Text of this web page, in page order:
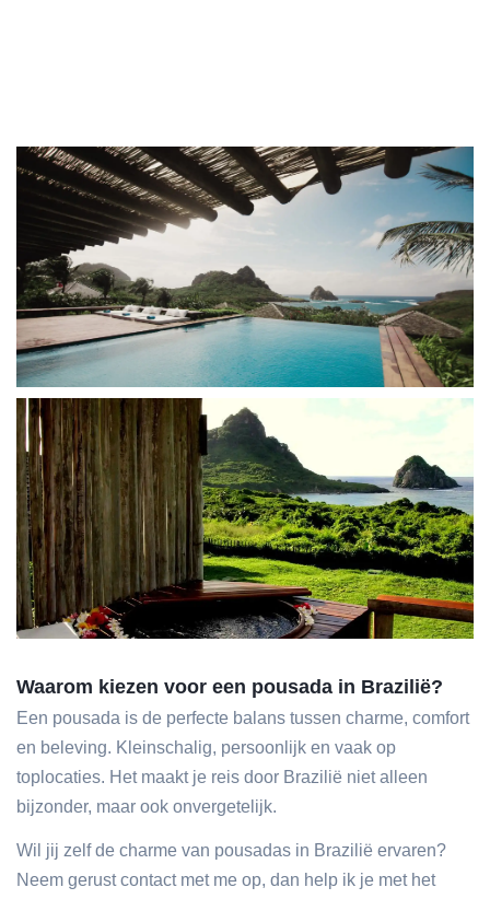
Waarom kiezen voor een pousada in Brazilië?
Een pousada is de perfecte balans tussen charme, comfort
en beleving. Kleinschalig, persoonlijk en vaak op
toplocaties. Het maakt je reis door Brazilië niet alleen
bijzonder, maar ook onvergetelijk.
Wil jij zelf de charme van pousadas in Brazilië ervaren?
Neem gerust contact met me op, dan help ik je met het